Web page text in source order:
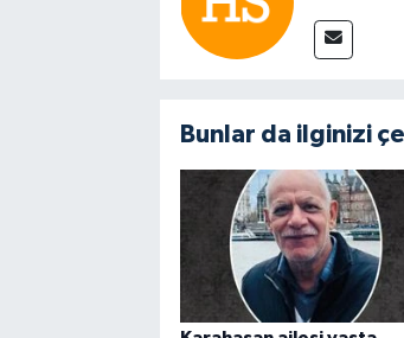
Bunlar da ilginizi